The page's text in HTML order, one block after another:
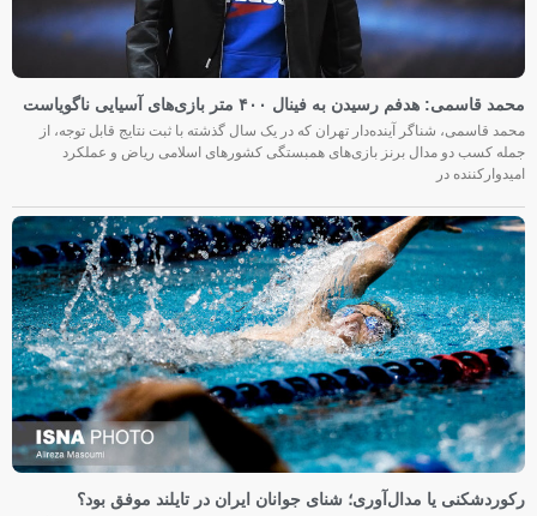
محمد قاسمی: هدفم رسیدن به فینال ۴۰۰ متر بازی‌های آسیایی ناگویاست
محمد قاسمی، شناگر آینده‌دار تهران که در یک سال گذشته با ثبت نتایج قابل توجه، از
جمله کسب دو مدال برنز بازی‌های همبستگی کشورهای اسلامی ریاض و عملکرد
امیدوارکننده در
رکوردشکنی یا مدال‌آوری؛ شنای جوانان ایران در تایلند موفق بود؟